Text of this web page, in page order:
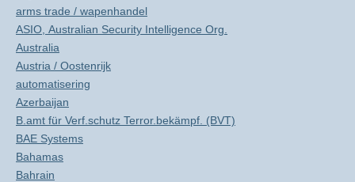
arms trade / wapenhandel
ASIO, Australian Security Intelligence Org.
Australia
Austria / Oostenrijk
automatisering
Azerbaijan
B.amt für Verf.schutz Terror.bekämpf. (BVT)
BAE Systems
Bahamas
Bahrain